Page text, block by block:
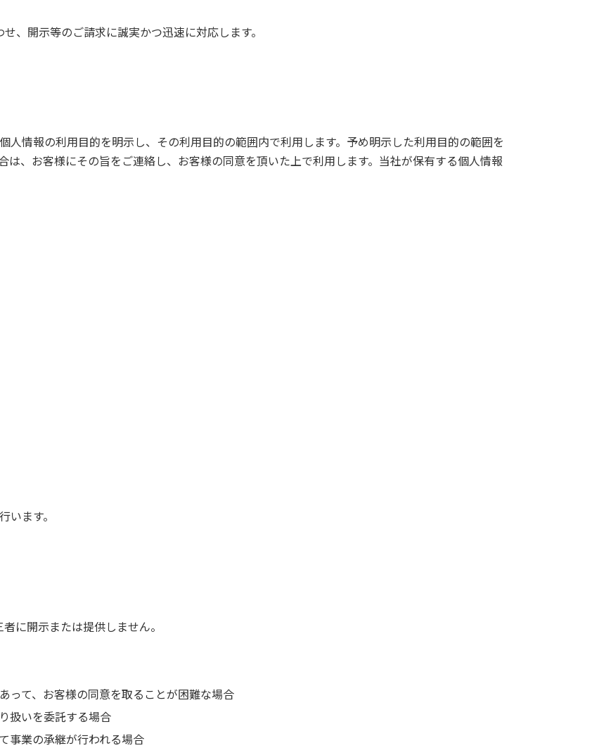
、開示等のご請求に誠実かつ迅速に対応します。
人情報の利用目的を明示し、その利用目的の範囲内で利用します。予め明示した利用目的の範囲を
は、お客様にその旨をご連絡し、お客様の同意を頂いた上で利用します。当社が保有する個人情報
います。
に開示または提供しません。
って、お客様の同意を取ることが困難な場合
扱いを委託する場合
事業の承継が行われる場合